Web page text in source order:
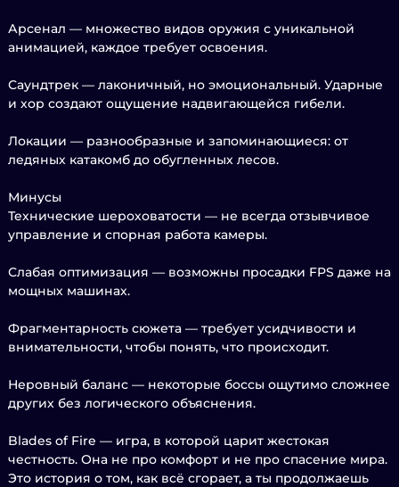
Арсенал — множество видов оружия с уникальной
анимацией, каждое требует освоения.
Саундтрек — лаконичный, но эмоциональный. Ударные
и хор создают ощущение надвигающейся гибели.
Локации — разнообразные и запоминающиеся: от
ледяных катакомб до обугленных лесов.
Минусы
Технические шероховатости — не всегда отзывчивое
управление и спорная работа камеры.
Слабая оптимизация — возможны просадки FPS даже на
мощных машинах.
Фрагментарность сюжета — требует усидчивости и
внимательности, чтобы понять, что происходит.
Неровный баланс — некоторые боссы ощутимо сложнее
других без логического объяснения.
Blades of Fire — игра, в которой царит жестокая
честность. Она не про комфорт и не про спасение мира.
Это история о том, как всё сгорает, а ты продолжаешь